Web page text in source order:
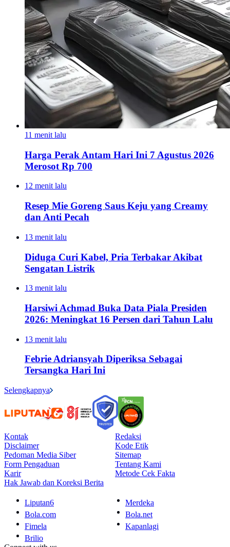
11 menit lalu
Harga Perak Antam Hari Ini 7 Agustus 2026
Merosot Rp 700
12 menit lalu
Resep Mie Goreng Saus Keju yang Creamy
dan Anti Pecah
13 menit lalu
Diduga Curi Kabel, Pria Terbakar Akibat
Sengatan Listrik
13 menit lalu
Harsiwi Achmad Buka Data Piala Presiden
2026: Meningkat 16 Persen dari Tahun Lalu
13 menit lalu
Febrie Adriansyah Diperiksa Sebagai
Tersangka Hari Ini
Selengkapnya
Kontak
Redaksi
Disclaimer
Kode Etik
Pedoman Media Siber
Sitemap
Form Pengaduan
Tentang Kami
Karir
Metode Cek Fakta
Hak Jawab dan Koreksi Berita
Liputan6
Merdeka
Bola.com
Bola.net
Fimela
Kapanlagi
Brilio